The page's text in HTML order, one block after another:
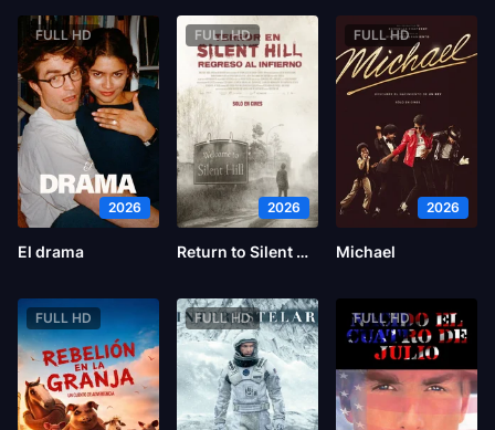
FULL HD
2026
El drama
FULL HD
2026
Return to Silent Hill
FULL HD
2026
Michael
FULL HD FULL HD FULL HD